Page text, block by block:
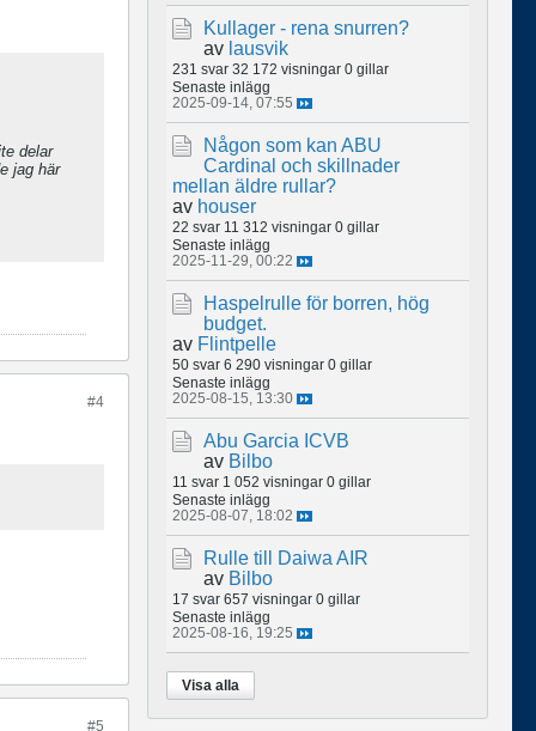
delar
jag här
#4
#5
Kullager - rena snurren?
av lausvik
231 svar 32 172 visningar 0 gillar
Senaste inlägg
2025-09-14, 07:55
Någon som kan ABU
Cardinal och skillnader
mellan äldre rullar?
av houser
22 svar 11 312 visningar 0 gillar
Senaste inlägg
2025-11-29, 00:22
Haspelrulle för borren, hög
budget.
av Flintpelle
50 svar 6 290 visningar 0 gillar
Senaste inlägg
2025-08-15, 13:30
Abu Garcia ICVB
av Bilbo
11 svar 1 052 visningar 0 gillar
Senaste inlägg
2025-08-07, 18:02
Rulle till Daiwa AIR
av Bilbo
17 svar 657 visningar 0 gillar
Senaste inlägg
2025-08-16, 19:25
Visa alla